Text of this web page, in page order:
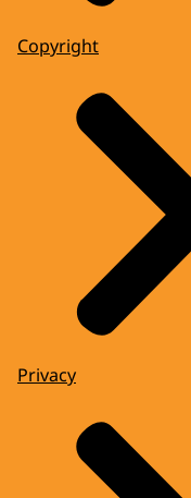
Copyright
Privacy